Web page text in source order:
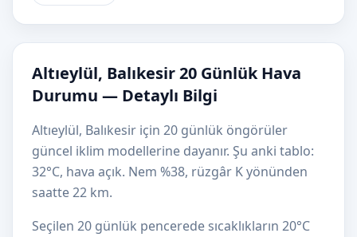
Altıeylül, Balıkesir 20 Günlük Hava
Durumu — Detaylı Bilgi
Altıeylül, Balıkesir için 20 günlük öngörüler
güncel iklim modellerine dayanır. Şu anki tablo:
32°C, hava açık. Nem %38, rüzgâr K yönünden
saatte 22 km.
Seçilen 20 günlük pencerede sıcaklıkların 20°C